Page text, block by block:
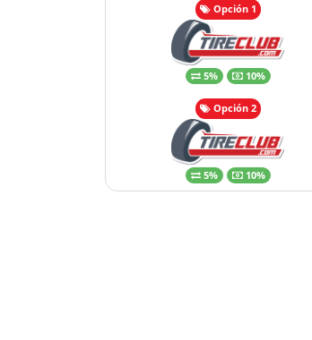
Opción 1
5% 10%
Opción 2
5% 10%